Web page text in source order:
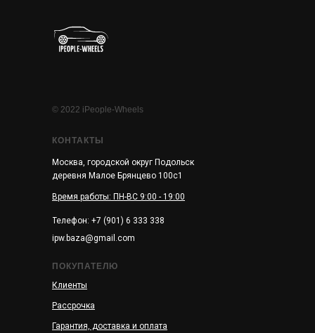
КОНТАКТЫ
Москва, городской округ Подольск
деревня Малое Брянцево 100с1
ipw.baza@gmail.com
Гарантия, доставка и оплата
Рассрочка
Клиенты
ПОКУПАТЕЛЮ
© 2022 iPeople-Wheels
Телефон: +7 (901) 6 333 338
Время работы: ПН-ВС 9:00 - 19:00